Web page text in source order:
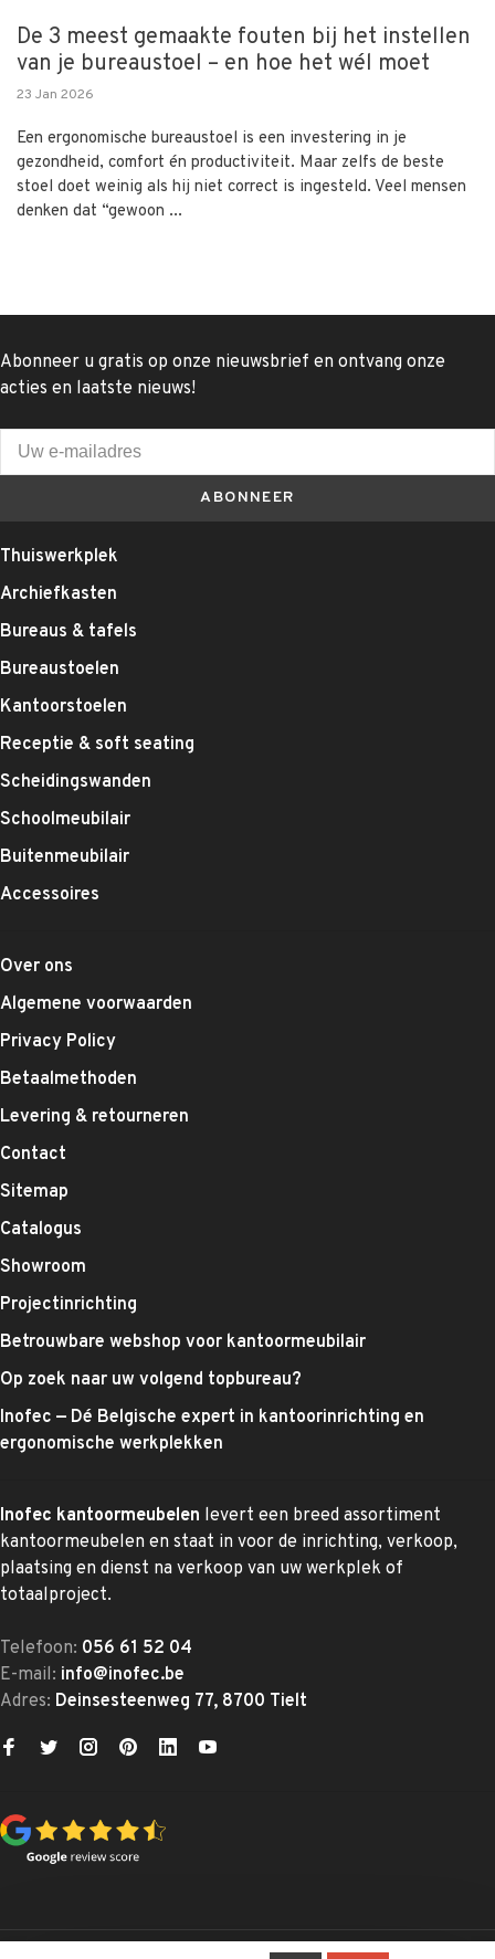
De 3 meest gemaakte fouten bij het instellen
van je bureaustoel – en hoe het wél moet
23 Jan 2026
Een ergonomische bureaustoel is een investering in je
gezondheid, comfort én productiviteit. Maar zelfs de beste
stoel doet weinig als hij niet correct is ingesteld. Veel mensen
denken dat “gewoon ...
Abonneer u gratis op onze nieuwsbrief en ontvang onze
acties en laatste nieuws!
ABONNEER
Thuiswerkplek
Archiefkasten
Bureaus & tafels
Bureaustoelen
Kantoorstoelen
Receptie & soft seating
Scheidingswanden
Schoolmeubilair
Buitenmeubilair
Accessoires
Over ons
Algemene voorwaarden
Privacy Policy
Betaalmethoden
Levering & retourneren
Contact
Sitemap
Catalogus
Showroom
Projectinrichting
Betrouwbare webshop voor kantoormeubilair
Op zoek naar uw volgend topbureau?
Inofec — Dé Belgische expert in kantoorinrichting en
ergonomische werkplekken
Inofec kantoormeubelen levert een breed assortiment
kantoormeubelen en staat in voor de inrichting, verkoop,
plaatsing en dienst na verkoop van uw werkplek of
totaalproject.
Telefoon: 056 61 52 04
E-mail: info@inofec.be
Adres: Deinsesteenweg 77, 8700 Tielt